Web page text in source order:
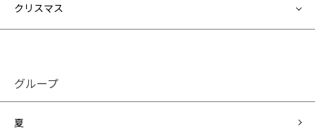
クリスマス
グループ
夏